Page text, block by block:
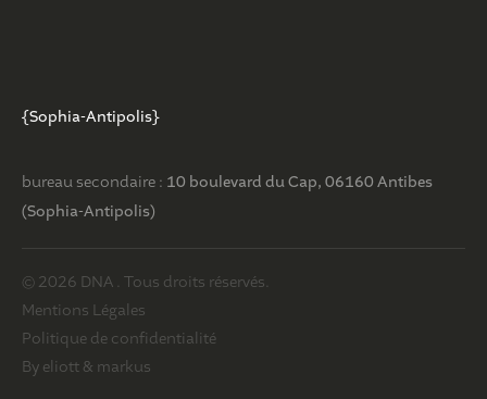
{Sophia-Antipolis}
bureau secondaire : 10 boulevard du Cap, 06160 Antibes
(Sophia-Antipolis)
© 2026 DNA . Tous droits réservés.
Mentions Légales
Politique de confidentialité
By eliott & markus